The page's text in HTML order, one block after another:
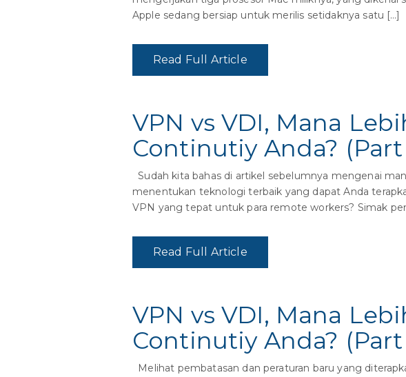
Apple sedang bersiap untuk merilis setidaknya satu […]
Read Full Article
VPN vs VDI, Mana
Continutiy Anda? (Part
Sudah kita bahas di artikel sebelumnya mengenai
menentukan teknologi terbaik yang dapat Anda
VPN yang tepat untuk para remote workers? Simak
Read Full Article
VPN vs VDI, Mana
Continutiy Anda? (Part
Melihat pembatasan dan peraturan baru yang